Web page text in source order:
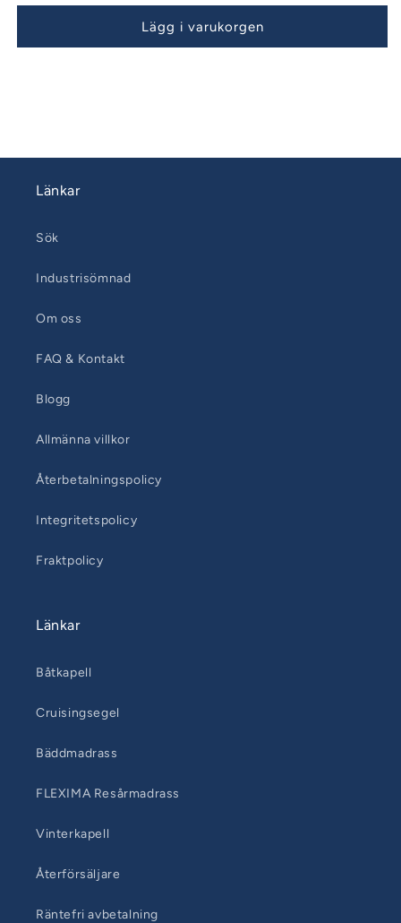
060320
Lägg i varukorgen
Länkar
Sök
Industrisömnad
Om oss
FAQ & Kontakt
Blogg
Allmänna villkor
Återbetalningspolicy
Integritetspolicy
Fraktpolicy
Länkar
Båtkapell
Cruisingsegel
Bäddmadrass
FLEXIMA Resårmadrass
Vinterkapell
Återförsäljare
Räntefri avbetalning